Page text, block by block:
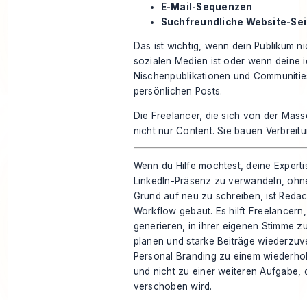
E-Mail-Sequenzen
Suchfreundliche Website-
Das ist wichtig, wenn dein Publikum
sozialen Medien ist oder wenn deine
Nischenpublikationen und
persönlichen Posts.
Die Freelancer, die sich von der
nicht nur Content. Sie bauen
Wenn du Hilfe möchtest, deine
LinkedIn-Präsenz zu verwandeln,
Grund auf neu zu schreiben, ist
Workflow gebaut. Es hilft
generieren, in ihrer eigenen Stimme
planen und starke Beiträge
Personal Branding zu einem
und nicht zu einer weiteren Aufgabe,
verschoben wird.